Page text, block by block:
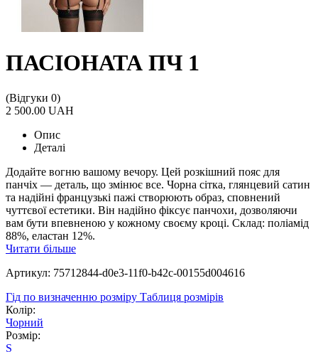
ПАСІОНАТА ПЧ 1
(Відгуки 0)
2 500.00 UAH
Опис
Деталі
Додайте вогню вашому вечору. Цей розкішний пояс для
панчіх — деталь, що змінює все. Чорна сітка, глянцевий сатин
та надійні французькі пажі створюють образ, сповнений
чуттєвої естетики. Він надійно фіксує панчохи, дозволяючи
вам бути впевненою у кожному своєму кроці. Склад: поліамід
88%, еластан 12%.
Читати більше
Артикул: 75712844-d0e3-11f0-b42c-00155d004616
Гід по визначенню розміру Таблиця розмірів
Колір:
Чорний
Розмір:
S